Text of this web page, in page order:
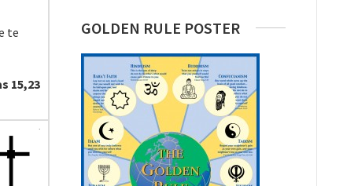
te
15,23
GOLDEN RULE POSTER